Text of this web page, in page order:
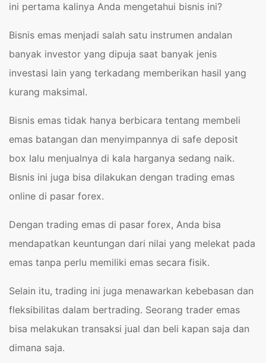
ini pertama kalinya Anda mengetahui bisnis ini?
Bisnis emas menjadi salah satu instrumen andalan
banyak investor yang dipuja saat banyak jenis
investasi lain yang terkadang memberikan hasil yang
kurang maksimal.
Bisnis emas tidak hanya berbicara tentang membeli
emas batangan dan menyimpannya di safe deposit
box lalu menjualnya di kala harganya sedang naik.
Bisnis ini juga bisa dilakukan dengan trading emas
online di pasar forex.
Dengan trading emas di pasar forex, Anda bisa
mendapatkan keuntungan dari nilai yang melekat pada
emas tanpa perlu memiliki emas secara fisik.
Selain itu, trading ini juga menawarkan kebebasan dan
fleksibilitas dalam bertrading. Seorang trader emas
bisa melakukan transaksi jual dan beli kapan saja dan
dimana saja.